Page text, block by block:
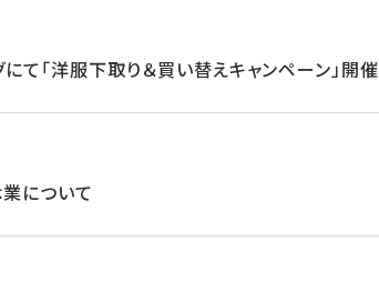
て「洋服下取り＆買い替えキャンペーン」開催
業について